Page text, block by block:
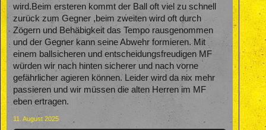
wird.Beim ersteren kommt der Ball oft viel zu schnell
zurück zum Gegner ,beim zweiten wird oft durch
Zögern und Behäbigkeit das Tempo rausgenommen
und der Gegner kann seine Abwehr formieren. Mit
einem ballsicheren und entscheidungsfreudigen MF
würden wir nach hinten sicherer und nach vorne
gefährlicher agieren können. Leider wird da nix mehr
passieren und wir müssen die alten Herren im MF
eben ertragen.
11. August 2025